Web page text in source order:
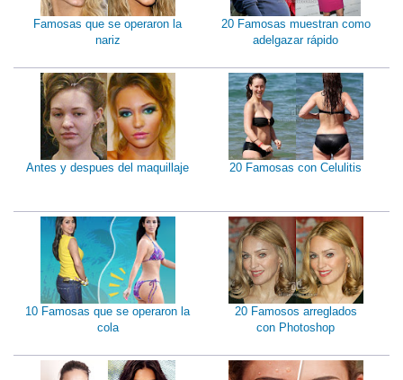
Famosas que se operaron la
nariz
20 Famosas muestran como
adelgazar rápido
Antes y despues del maquillaje 20 Famosas con Celulitis
10 Famosas que se operaron la
cola
20 Famosos arreglados
con Photoshop